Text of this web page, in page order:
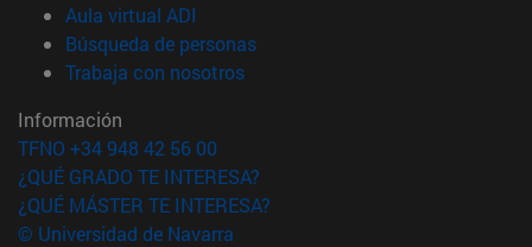
Aula virtual ADI
Búsqueda de personas(abre en nueva ventana)
Trabaja con nosotros(abre en nueva ventana)
Información
TFNO +34 948 42 56 00
¿QUÉ GRADO TE INTERESA?
¿QUÉ MÁSTER TE INTERESA?
© Universidad de Navarra